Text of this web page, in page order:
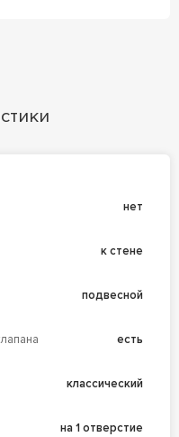
нет
к стене
подвесной
есть
классический
на 1 отверстие